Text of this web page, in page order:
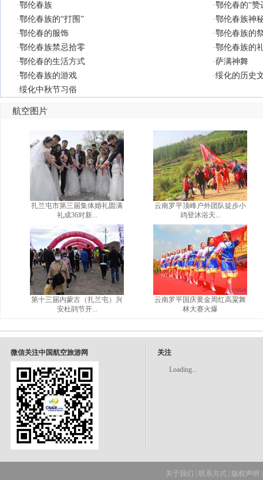
·鄂伦春族 ·鄂伦春的“赞
·鄂伦春族的“打围” ·鄂伦春族神
·鄂伦春的服饰 ·鄂伦春族的
·鄂伦春族禁忌拾零 ·鄂伦春族的
·鄂伦春的生活方式 ·萨满神舞
·鄂伦春族的游戏 ·绥化的历史
·绥化中秋节习俗
航空图片
扎兰屯市第三届集体婚礼圆满
礼成36对新...
第十三届内蒙古（扎兰屯）兴
安杜鹃节开...
云南罗平顶峰户外团队徒步小
鸡登沐浴天...
云南罗平国庆黄金周红高粱舞
林大赛火爆
微信关注中国航空旅游网 关注
Loading...
关于我们 联系方式 版权声明